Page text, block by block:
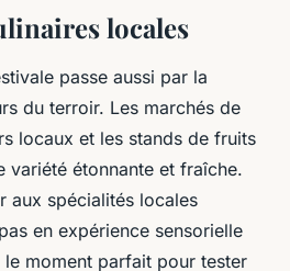
locales
passe aussi par la
du terroir. Les marchés de
locaux et les stands de fruits
variété étonnante et fraîche.
aux spécialités locales
en expérience sensorielle
le moment parfait pour tester